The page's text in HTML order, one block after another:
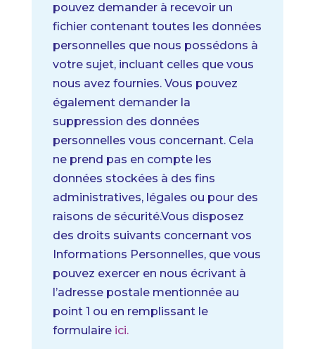
pouvez demander à recevoir un
fichier contenant toutes les données
personnelles que nous possédons à
votre sujet, incluant celles que vous
nous avez fournies. Vous pouvez
également demander la
suppression des données
personnelles vous concernant. Cela
ne prend pas en compte les
données stockées à des fins
administratives, légales ou pour des
raisons de sécurité.Vous disposez
des droits suivants concernant vos
Informations Personnelles, que vous
pouvez exercer en nous écrivant à
l’adresse postale mentionnée au
point 1 ou en remplissant le
formulaire ici.